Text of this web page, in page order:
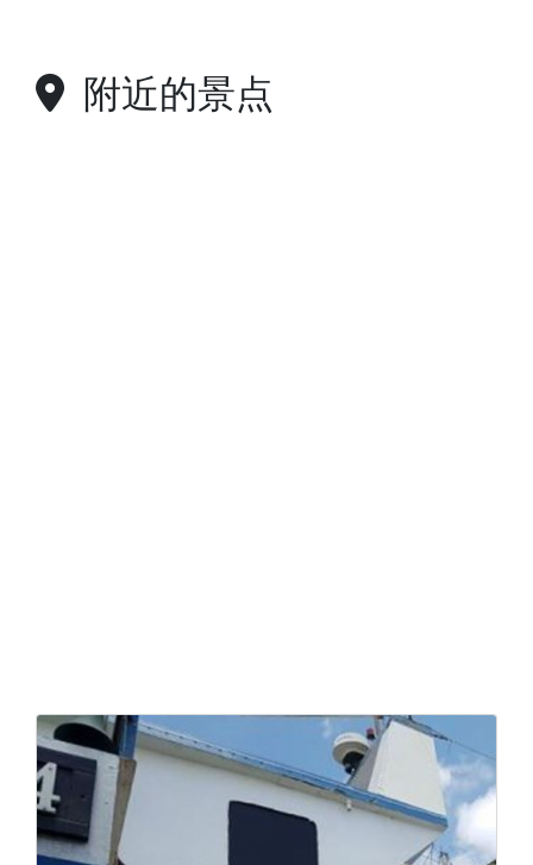
附近的景点